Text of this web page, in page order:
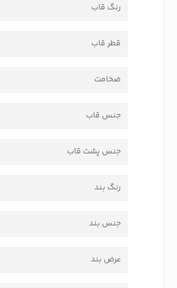
رنگ قاب
قطر قاب
ضخامت
جنس قاب
جنس پشت قاب
رنگ بند
جنس بند
عرض بند